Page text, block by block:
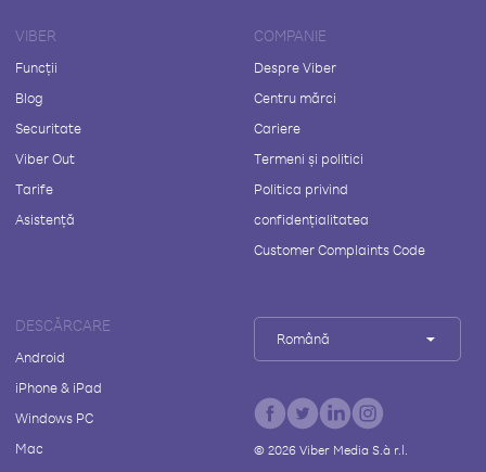
VIBER
Funcții
Blog
Securitate
Viber Out
Tarife
Asistență
COMPANIE
Despre Viber
Centru mărci
Cariere
Termeni și politici
Politica privind
confidențialitatea
Customer Complaints Code
DESCĂRCARE
Android
iPhone & iPad
Windows PC
Mac
Română
© 2026Viber Media S.à r.l.